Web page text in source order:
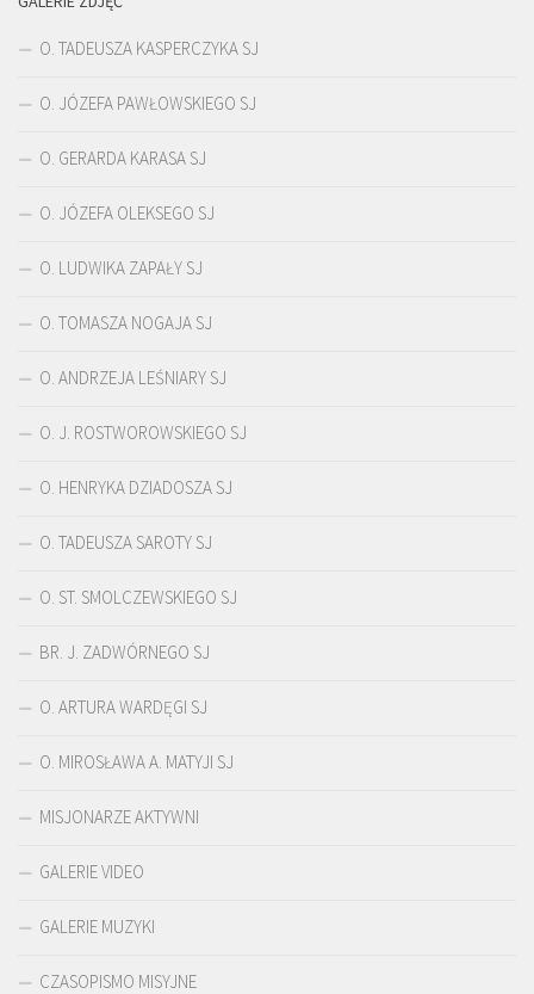
O. TADEUSZA KASPERCZYKA SJ
O. JÓZEFA PAWŁOWSKIEGO SJ
O. GERARDA KARASA SJ
O. JÓZEFA OLEKSEGO SJ
O. LUDWIKA ZAPAŁY SJ
O. TOMASZA NOGAJA SJ
O. ANDRZEJA LEŚNIARY SJ
O. J. ROSTWOROWSKIEGO SJ
O. HENRYKA DZIADOSZA SJ
O. TADEUSZA SAROTY SJ
O. ST. SMOLCZEWSKIEGO SJ
BR. J. ZADWÓRNEGO SJ
O. ARTURA WARDĘGI SJ
O. MIROSŁAWA A. MATYJI SJ
MISJONARZE AKTYWNI
GALERIE VIDEO
GALERIE MUZYKI
CZASOPISMO MISYJNE